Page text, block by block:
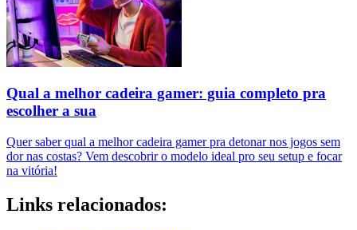
Qual a melhor cadeira gamer: guia completo pra
escolher a sua
Quer saber qual a melhor cadeira gamer pra detonar nos jogos sem
dor nas costas? Vem descobrir o modelo ideal pro seu setup e focar
na vitória!
Links relacionados: